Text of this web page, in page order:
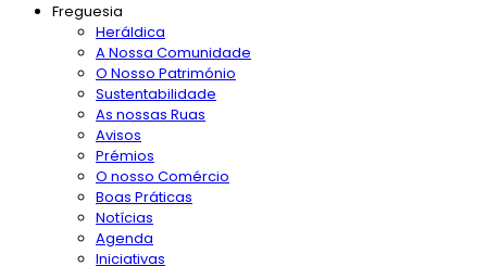
Freguesia
Heráldica
A Nossa Comunidade
O Nosso Património
Sustentabilidade
As nossas Ruas
Avisos
Prémios
O nosso Comércio
Boas Práticas
Notícias
Agenda
Iniciativas